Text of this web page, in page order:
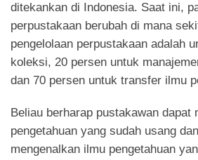
ditekankan di Indonesia. Saat ini,
perpustakaan berubah di mana
pengelolaan perpustakaan adalah
koleksi, 20 persen untuk
dan 70 persen untuk transfer ilmu
Beliau berharap pustakawan dapat
pengetahuan yang sudah usang
mengenalkan ilmu pengetahuan